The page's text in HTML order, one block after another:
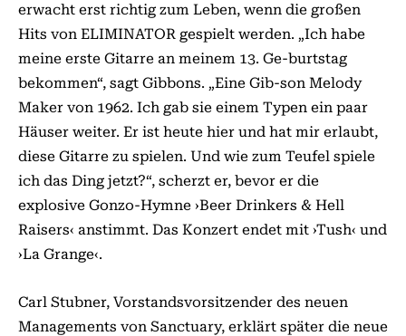
erwacht erst richtig zum Leben, wenn die großen
Hits von ELIMINATOR gespielt werden. „Ich habe
meine erste Gitarre an meinem 13. Ge-burtstag
bekommen“, sagt Gibbons. „Eine Gib-son Melody
Maker von 1962. Ich gab sie einem Typen ein paar
Häuser weiter. Er ist heute hier und hat mir erlaubt,
diese Gitarre zu spielen. Und wie zum Teufel spiele
ich das Ding jetzt?“, scherzt er, bevor er die
explosive Gonzo-Hymne ›Beer Drinkers & Hell
Raisers‹ anstimmt. Das Konzert endet mit ›Tush‹ und
›La Grange‹.
Carl Stubner, Vorstandsvorsitzender des neuen
Managements von Sanctuary, erklärt später die neue